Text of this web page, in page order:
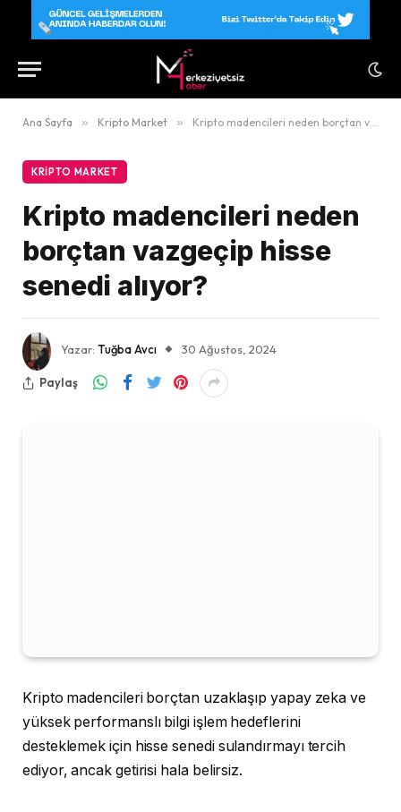
Ana Sayfa » Kripto Market » Kripto madencileri neden borçtan vazgeçip hisse senedi alıyor?
KRIPTO MARKET
Kripto madencileri neden
borçtan vazgeçip hisse
senedi alıyor?
Yazar: Tuğba Avcı 30 Ağustos, 2024
Paylaş
Kripto madencileri borçtan uzaklaşıp yapay zeka ve
yüksek performanslı bilgi işlem hedeflerini
desteklemek için hisse senedi sulandırmayı tercih
ediyor, ancak getirisi hala belirsiz.